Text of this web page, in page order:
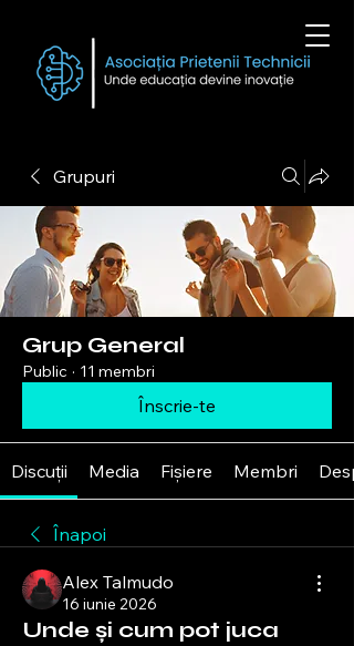
Grupuri
Grup General
Public · 11 membri
Înscrie-te
Discuții Media Fișiere Membri
Înapoi
Alex Talmudo
16 iunie 2026
Unde și cum pot juca